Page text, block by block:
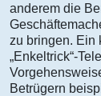
anderem die
zu bringen. Ein
„Enkeltrick“-
Betrügern